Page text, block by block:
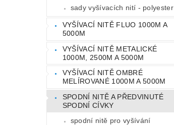
sady vyšívacích nití - polyester
VYŠÍVACÍ NITĚ FLUO 1000M A
5000M
VYŠÍVACÍ NITĚ METALICKÉ
1000M, 2500M A 5000M
VYŠÍVACÍ NITĚ OMBRÉ
MELÍROVANÉ 1000M A 5000M
SPODNÍ NITĚ A PŘEDVINUTÉ
SPODNÍ CÍVKY
spodní nitě pro vyšívání